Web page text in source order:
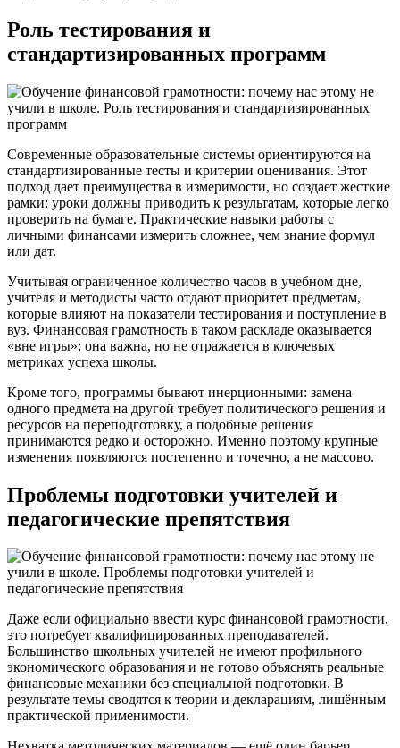
Роль тестирования и
стандартизированных программ
Современные образовательные системы ориентируются на
стандартизированные тесты и критерии оценивания. Этот
подход дает преимущества в измеримости, но создает жесткие
рамки: уроки должны приводить к результатам, которые легко
проверить на бумаге. Практические навыки работы с
личными финансами измерить сложнее, чем знание формул
или дат.
Учитывая ограниченное количество часов в учебном дне,
учителя и методисты часто отдают приоритет предметам,
которые влияют на показатели тестирования и поступление в
вуз. Финансовая грамотность в таком раскладе оказывается
«вне игры»: она важна, но не отражается в ключевых
метриках успеха школы.
Кроме того, программы бывают инерционными: замена
одного предмета на другой требует политического решения и
ресурсов на переподготовку, а подобные решения
принимаются редко и осторожно. Именно поэтому крупные
изменения появляются постепенно и точечно, а не массово.
Проблемы подготовки учителей и
педагогические препятствия
Даже если официально ввести курс финансовой грамотности,
это потребует квалифицированных преподавателей.
Большинство школьных учителей не имеют профильного
экономического образования и не готово объяснять реальные
финансовые механики без специальной подготовки. В
результате темы сводятся к теории и декларациям, лишённым
практической применимости.